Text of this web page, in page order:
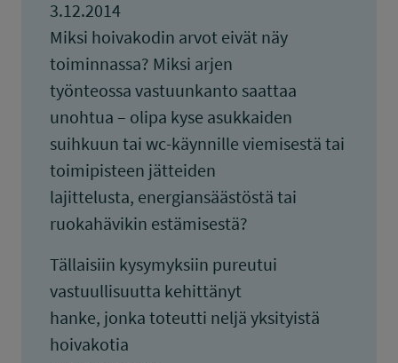
3.12.2014
Miksi hoivakodin arvot eivät näy
toiminnassa? Miksi arjen
työnteossa vastuunkanto saattaa
unohtua – olipa kyse asukkaiden
suihkuun tai wc-käynnille viemisestä tai
toimipisteen jätteiden
lajittelusta, energiansäästöstä tai
ruokahävikin estämisestä?
Tällaisiin kysymyksiin pureutui
vastuullisuutta kehittänyt
hanke, jonka toteutti neljä yksityistä
hoivakotia